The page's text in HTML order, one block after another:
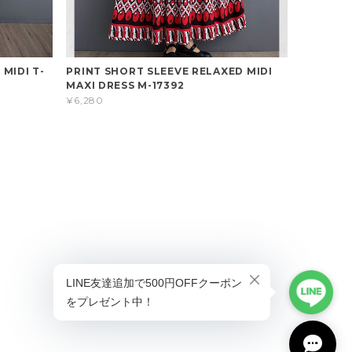
MIDI T-
PRINT SHORT SLEEVE RELAXED MIDI
MAXI DRESS M-17392
¥6,280